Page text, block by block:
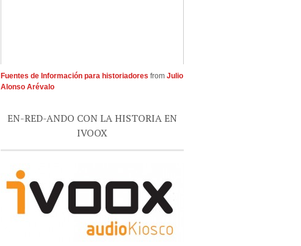
Fuentes de Información para historiadores from Julio
Alonso Arévalo
EN-RED-ANDO CON LA HISTORIA EN
IVOOX